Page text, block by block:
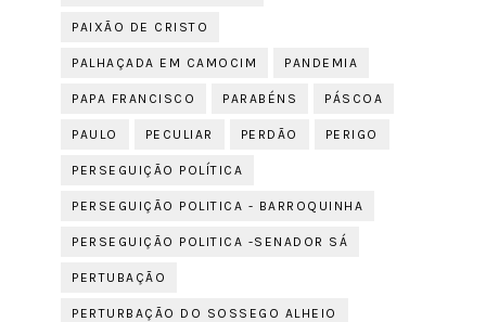
PAIXÃO DE CRISTO
PALHAÇADA EM CAMOCIM PANDEMIA
PAPA FRANCISCO PARABÉNS PÁSCOA
PAULO PECULIAR PERDÃO PERIGO
PERSEGUIÇÃO POLÍTICA
PERSEGUIÇÃO POLITICA - BARROQUINHA
PERSEGUIÇÃO POLITICA -SENADOR SÁ
PERTUBAÇÃO
PERTURBAÇÃO DO SOSSEGO ALHEIO